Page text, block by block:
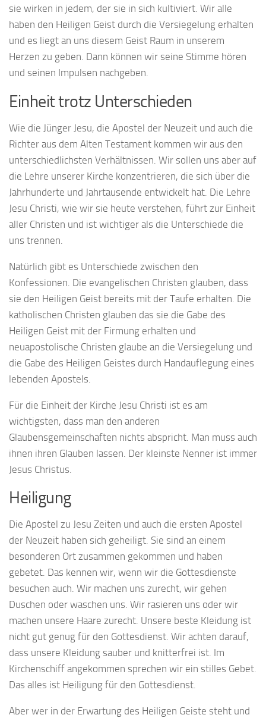
sie wirken in jedem, der sie in sich kultiviert. Wir alle
haben den Heiligen Geist durch die Versiegelung erhalten
und es liegt an uns diesem Geist Raum in unserem
Herzen zu geben. Dann können wir seine Stimme hören
und seinen Impulsen nachgeben.
Einheit trotz Unterschieden
Wie die Jünger Jesu, die Apostel der Neuzeit und auch die
Richter aus dem Alten Testament kommen wir aus den
unterschiedlichsten Verhältnissen. Wir sollen uns aber auf
die Lehre unserer Kirche konzentrieren, die sich über die
Jahrhunderte und Jahrtausende entwickelt hat. Die Lehre
Jesu Christi, wie wir sie heute verstehen, führt zur Einheit
aller Christen und ist wichtiger als die Unterschiede die
uns trennen.
Natürlich gibt es Unterschiede zwischen den
Konfessionen. Die evangelischen Christen glauben, dass
sie den Heiligen Geist bereits mit der Taufe erhalten. Die
katholischen Christen glauben das sie die Gabe des
Heiligen Geist mit der Firmung erhalten und
neuapostolische Christen glaube an die Versiegelung und
die Gabe des Heiligen Geistes durch Handauflegung eines
lebenden Apostels.
Für die Einheit der Kirche Jesu Christi ist es am
wichtigsten, dass man den anderen
Glaubensgemeinschaften nichts abspricht. Man muss auch
ihnen ihren Glauben lassen. Der kleinste Nenner ist immer
Jesus Christus.
Heiligung
Die Apostel zu Jesu Zeiten und auch die ersten Apostel
der Neuzeit haben sich geheiligt. Sie sind an einem
besonderen Ort zusammen gekommen und haben
gebetet. Das kennen wir, wenn wir die Gottesdienste
besuchen auch. Wir machen uns zurecht, wir gehen
Duschen oder waschen uns. Wir rasieren uns oder wir
machen unsere Haare zurecht. Unsere beste Kleidung ist
nicht gut genug für den Gottesdienst. Wir achten darauf,
dass unsere Kleidung sauber und knitterfrei ist. Im
Kirchenschiff angekommen sprechen wir ein stilles Gebet.
Das alles ist Heiligung für den Gottesdienst.
Aber wer in der Erwartung des Heiligen Geiste steht und